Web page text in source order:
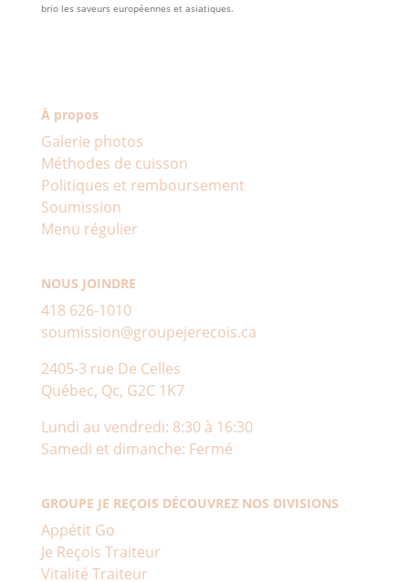
brio les saveurs européennes et asiatiques.
À propos
Galerie photos
Méthodes de cuisson
Politiques et remboursement
Soumission
Menu régulier
NOUS JOINDRE
418 626-1010
soumission@groupejerecois.ca
2405-3 rue De Celles
Québec, Qc, G2C 1K7
Lundi au vendredi: 8:30 à 16:30
Samedi et dimanche: Fermé
GROUPE JE REÇOIS DÉCOUVREZ NOS DIVISIONS
Appétit Go
Je Reçois Traiteur
Vitalité Traiteur